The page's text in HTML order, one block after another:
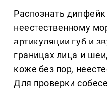
Распознать
неестественному
артикуляции губ и
границах лица и
коже без пор,
Для проверки